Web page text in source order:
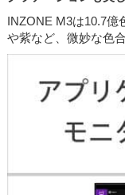
INZONE M3は10.7億
や紫など、微妙な色